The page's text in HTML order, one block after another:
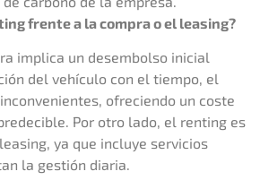
frente a la compra o el leasing?
implica un desembolso inicial
del vehículo con el tiempo, el
ofreciendo un coste
Por otro lado, el renting es
ya que incluye servicios
la gestión diaria.